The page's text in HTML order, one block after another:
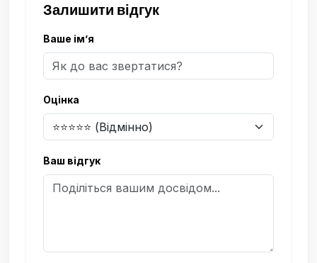
Залишити відгук
Ваше ім’я
Оцінка
Ваш відгук